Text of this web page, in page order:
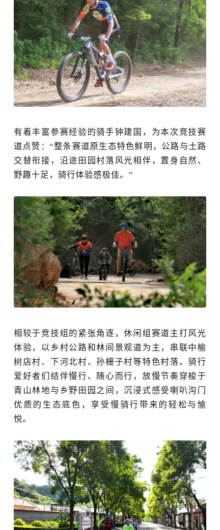
有着丰富参赛经验的骑手钟建国，为本次竞技赛
道点赞： “整条赛道原生态特色鲜明，公路与土路
交替衔接，沿途田园村落风光相伴，置身自然、
野趣十足，骑行体验感极佳。 ”
相较于竞技组的紧张角逐，休闲组赛道主打风光
体验，以乡村公路和林间景观道为主，串联中榆
树店村、下河北村、孙栅子村等特色村落。骑行
爱好者们结伴慢行、随心而行，放慢节奏穿梭于
青山林地与乡野田园之间，沉浸式感受喇叭沟门
优质的生态底色，享受慢骑行带来的轻松与愉
悦。